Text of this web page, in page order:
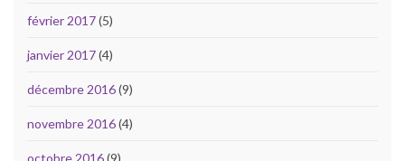
février 2017(5)
janvier 2017(4)
décembre 2016(9)
novembre 2016(4)
octobre 2016(9)